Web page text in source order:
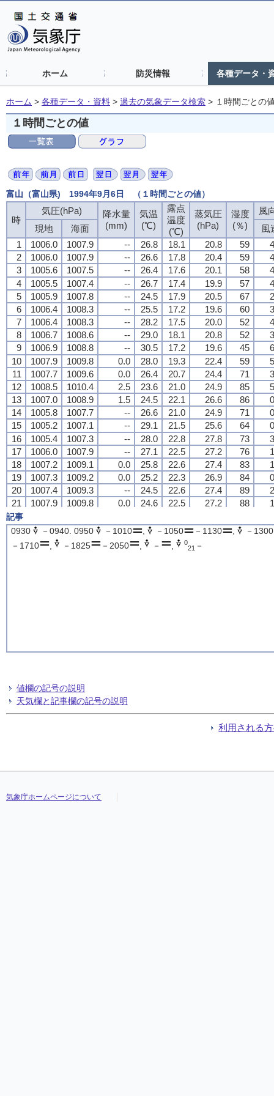
ホーム 防災情報 各種データ・
ホーム > 各種データ・資料 > 過去の気象データ検索 > １時間ごとの
１時間ごとの値
富山（富山県) 1994年9月6日 （１時間ごとの値）
時
気圧(hPa)
降水量
(mm)
気温
(℃)
露点
温度
(℃)
蒸気圧
(hPa)
湿度
(％)
風
現地
海面
風
1
1006.0 1007.9 -- 26.8 18.1 20.8 59
2
1006.0 1007.9 -- 26.6 17.8 20.4 59
3
1005.6 1007.5 -- 26.4 17.6 20.1 58
4
1005.5 1007.4 -- 26.7 17.4 19.9 57
5
1005.9 1007.8 -- 24.5 17.9 20.5 67
6
1006.4 1008.3 -- 25.5 17.2 19.6 60
7
1006.4 1008.3 -- 28.2 17.5 20.0 52
8
1006.7 1008.6 -- 29.0 18.1 20.8 52
9
1006.9 1008.8 -- 30.5 17.2 19.6 45
10
1007.9 1009.8 0.0 28.0 19.3 22.4 59
11
1007.7 1009.6 0.0 26.4 20.7 24.4 71
12
1008.5 1010.4 2.5 23.6 21.0 24.9 85
13
1007.0 1008.9 1.5 24.5 22.1 26.6 86
14
1005.8 1007.7 -- 26.6 21.0 24.9 71
15
1005.2 1007.1 -- 29.1 21.5 25.6 64
16
1005.4 1007.3 -- 28.0 22.8 27.8 73
17
1006.0 1007.9 -- 27.1 22.5 27.2 76
18
1007.2 1009.1 0.0 25.8 22.6 27.4 83
19
1007.3 1009.2 0.0 25.2 22.3 26.9 84
20
1007.4 1009.3 -- 24.5 22.6 27.4 89
21
1007.9 1009.8 0.0 24.6 22.5 27.2 88
22
23
1008.9 1010.8 1.0 24.3 23.1 28.3 93
24
1009.1 1011.0 2.5 24.1 23.0
時
気圧(hPa)
降水量
(mm)
気温
(℃)
露点
温度
(℃)
蒸気圧
(hPa)
湿度
(％)
風
現地
海面
風
1
1006.0 1007.9 -- 26.8 18.1 20.8 59
2
1006.0 1007.9 -- 26.6 17.8 20.4 59
3
1005.6 1007.5 -- 26.4 17.6 20.1 58
4
1005.5 1007.4 -- 26.7 17.4 19.9 57
5
1005.9 1007.8 -- 24.5 17.9 20.5 67
6
1006.4 1008.3 -- 25.5 17.2 19.6 60
7
1006.4 1008.3 -- 28.2 17.5 20.0 52
8
1006.7 1008.6 -- 29.0 18.1 20.8 52
9
1006.9 1008.8 -- 30.5 17.2 19.6 45
10
1007.9 1009.8 0.0 28.0 19.3 22.4 59
11
1007.7 1009.6 0.0 26.4 20.7 24.4 71
12
1008.5 1010.4 2.5 23.6 21.0 24.9 85
13
1007.0 1008.9 1.5 24.5 22.1 26.6 86
14
1005.8 1007.7 -- 26.6 21.0 24.9 71
15
1005.2 1007.1 -- 29.1 21.5 25.6 64
16
1005.4 1007.3 -- 28.0 22.8 27.8 73
17
1006.0 1007.9 -- 27.1 22.5 27.2 76
18
1007.2 1009.1 0.0 25.8 22.6 27.4 83
19
1007.3 1009.2 0.0 25.2 22.3 26.9 84
20
1007.4 1009.3 -- 24.5 22.6 27.4 89
21
1007.9 1009.8 0.0 24.6 22.5 27.2 88
22
23
1008.9 1010.8 1.0 24.3 23.1 28.3 93
24
1009.1 1011.0 2.5 24.1 23.0
時
気圧(hPa)
降水量
(mm)
気温
(℃)
露点
温度
(℃)
蒸気圧
(hPa)
湿度
(％)
風
現地
海面
風
1
1006.0 1007.9 -- 26.8 18.1 20.8 59
2
1006.0 1007.9 -- 26.6 17.8 20.4 59
3
1005.6 1007.5 -- 26.4 17.6 20.1 58
4
1005.5 1007.4 -- 26.7 17.4 19.9 57
5
1005.9 1007.8 -- 24.5 17.9 20.5 67
6
1006.4 1008.3 -- 25.5 17.2 19.6 60
7
1006.4 1008.3 -- 28.2 17.5 20.0 52
8
1006.7 1008.6 -- 29.0 18.1 20.8 52
9
1006.9 1008.8 -- 30.5 17.2 19.6 45
10
1007.9 1009.8 0.0 28.0 19.3 22.4 59
11
1007.7 1009.6 0.0 26.4 20.7 24.4 71
12
1008.5 1010.4 2.5 23.6 21.0 24.9 85
13
1007.0 1008.9 1.5 24.5 22.1 26.6 86
14
1005.8 1007.7 -- 26.6 21.0 24.9 71
15
1005.2 1007.1 -- 29.1 21.5 25.6 64
16
1005.4 1007.3 -- 28.0 22.8 27.8 73
17
1006.0 1007.9 -- 27.1 22.5 27.2 76
18
1007.2 1009.1 0.0 25.8 22.6 27.4 83
19
1007.3 1009.2 0.0 25.2 22.3 26.9 84
20
1007.4 1009.3 -- 24.5 22.6 27.4 89
21
1007.9 1009.8 0.0 24.6 22.5 27.2 88
22
23
1008.9 1010.8 1.0 24.3 23.1 28.3 93
24
1009.1 1011.0 2.5 24.1 23.0
時
気圧(hPa)
降水量
(mm)
気温
(℃)
露点
温度
(℃)
蒸気圧
(hPa)
湿度
(％)
風
現地
海面
風
1
1006.0 1007.9 -- 26.8 18.1 20.8 59
2
1006.0 1007.9 -- 26.6 17.8 20.4 59
3
1005.6 1007.5 -- 26.4 17.6 20.1 58
4
1005.5 1007.4 -- 26.7 17.4 19.9 57
5
1005.9 1007.8 -- 24.5 17.9 20.5 67
6
1006.4 1008.3 -- 25.5 17.2 19.6 60
7
1006.4 1008.3 -- 28.2 17.5 20.0 52
8
1006.7 1008.6 -- 29.0 18.1 20.8 52
9
1006.9 1008.8 -- 30.5 17.2 19.6 45
10
1007.9 1009.8 0.0 28.0 19.3 22.4 59
11
1007.7 1009.6 0.0 26.4 20.7 24.4 71
12
1008.5 1010.4 2.5 23.6 21.0 24.9 85
13
1007.0 1008.9 1.5 24.5 22.1 26.6 86
14
1005.8 1007.7 -- 26.6 21.0 24.9 71
15
1005.2 1007.1 -- 29.1 21.5 25.6 64
16
1005.4 1007.3 -- 28.0 22.8 27.8 73
17
1006.0 1007.9 -- 27.1 22.5 27.2 76
18
1007.2 1009.1 0.0 25.8 22.6 27.4 83
19
1007.3 1009.2 0.0 25.2 22.3 26.9 84
20
1007.4 1009.3 -- 24.5 22.6 27.4 89
21
1007.9 1009.8 0.0 24.6 22.5 27.2 88
22
23
1008.9 1010.8 1.0 24.3 23.1 28.3 93
24
1009.1 1011.0 2.5 24.1 23.0
記事
0930
－0940. 0950 －1010 , －1050 －1130 ,
－1300
－1710
, －1825 －2050 , － , 0
21 －
値欄の記号の説明
天気欄と記事欄の記号の説明
利用される
気象庁ホームページについて